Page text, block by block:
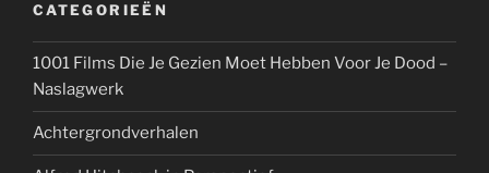
CATEGORIEËN
1001 Films Die Je Gezien Moet Hebben Voor Je Dood –
Naslagwerk
Achtergrondverhalen